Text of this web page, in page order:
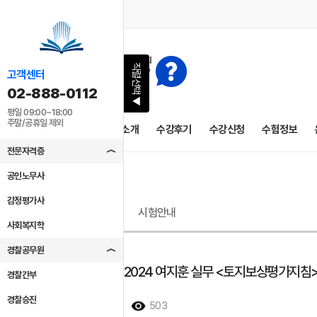
직렬선택
▶
고객센터
02-888-0112
평일 09:00~18:00
주말/공휴일 제외
전문자격증
공인노무사
감정평가사
사회복지학
경찰공무원
경찰간부
경찰승진
공지사항 교수소개 수강후기 수강신청 수험정보
시험안내
[강의계획서]2024 여지훈 실무 <토지보상평가지
503